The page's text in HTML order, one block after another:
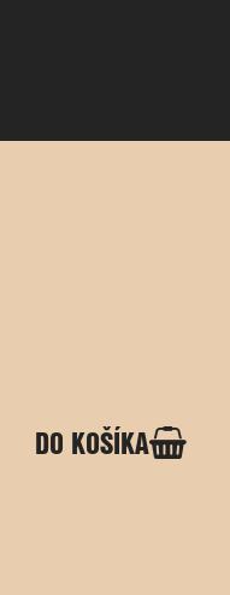
DO KOŠÍKA